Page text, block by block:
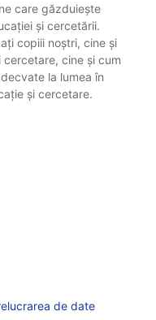
care găzduiește
și cercetării.
copiii noștri, cine și
cine și cum
la lumea în
și cercetare.
de date